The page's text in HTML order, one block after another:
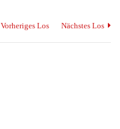
Vorheriges Los Nächstes Los